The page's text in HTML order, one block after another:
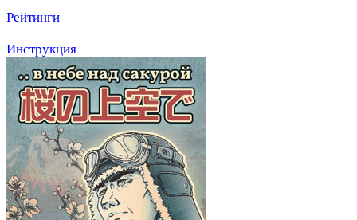
Рейтинги
Инструкция